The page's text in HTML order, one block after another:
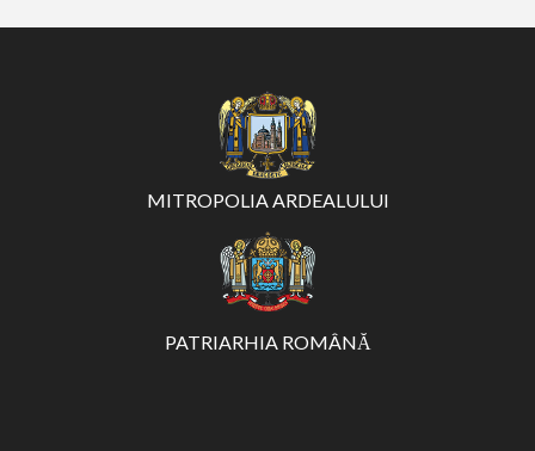
MITROPOLIA ARDEALULUI
PATRIARHIA ROMÂNĂ